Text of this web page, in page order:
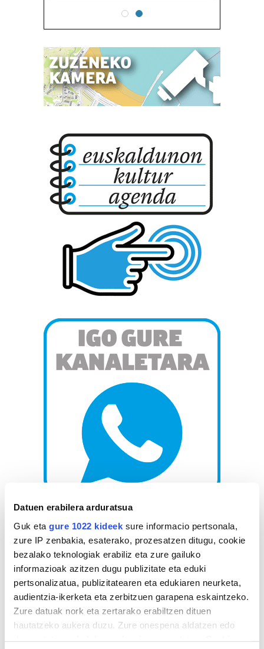
Datuen erabilera arduratsua
Guk eta gure 1022 kideek sure informacio pertsonala,
zure IP zenbakia, esaterako, prozesatzen ditugu, cookie
bezalako teknologiak erabiliz eta zure gailuko
informazioak azitzen dugu publizitate eta eduki
pertsonalizatua, publizitatearen eta edukiaren neurketa,
audientzia-ikerketa eta zerbitzuen garapena eskaintzeko.
Zure datuak nork eta zertarako erabiltzen dituen
hautatzeko aukera duzu. Zure onespena aldatzen edo
AGENDA
Abuztua 2026
AL. AR. AZ. OG. OL. LR.
IG.
27
28 29 30 31 1 2
10 11 12 13 14 15 16
17 18 19 20 21 22 23